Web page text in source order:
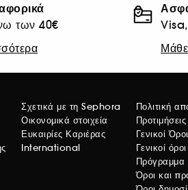
των 40€
Σχετικά με τη Sephora
Οικονομικά στοιχεία
Ευκαιρίες Καριέρας
International
Πολιτική
Γενικοί
Γενικοί
Πρόγραμμα
Όροι και